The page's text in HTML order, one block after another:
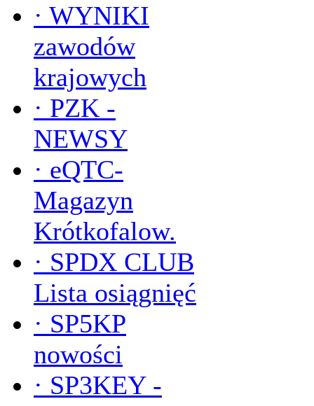
· WYNIKI
zawodów
krajowych
· PZK -
NEWSY
· eQTC-
Magazyn
Krótkofalow.
· SPDX CLUB
Lista osiągnięć
· SP5KP
nowości
· SP3KEY -